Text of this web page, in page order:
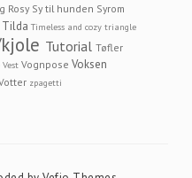
Rosy Sy til hunden Syrom
Tilda Timeless and cozy triangle
Tutorial Tøfler
Vest Vognpose Voksen
zpagetti